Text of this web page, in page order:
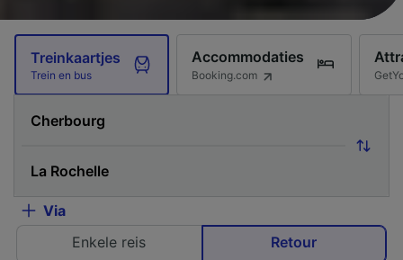
Treinkaartjes
Trein en bus
Accommodaties
Booking.com
Via
Enkele reis
Retour